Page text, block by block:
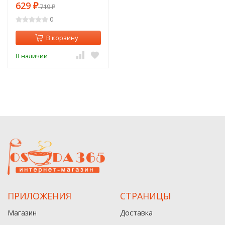
(2104722)
629 ₽719₽
0
В корзину
В наличии
ПРИЛОЖЕНИЯ
Магазин
СТРАНИЦЫ
Доставка